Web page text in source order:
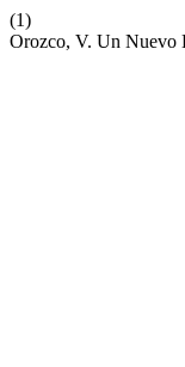
(1)
Orozco, V. Un Nuevo